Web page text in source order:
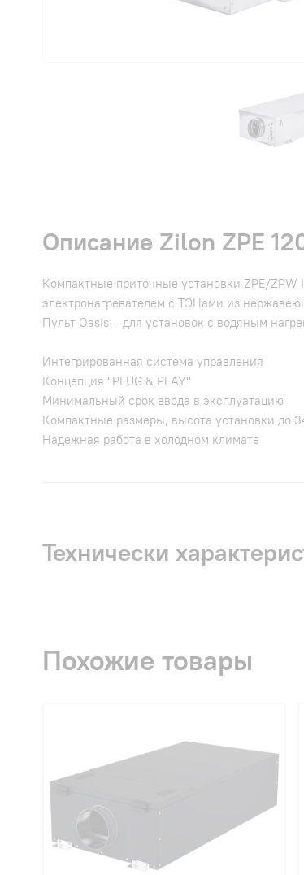
Описание Zilon ZPE
Компактные приточные установки ZPE/
электронагревателем с ТЭНами из
Пульт Oasis – для установок с водяным
Интегрированная система управления
Концепция "PLUG & PLAY"
Минимальный срок ввода в эксплуатацию
Компактные размеры, высота установки до
Надежная работа в холодном климате
Технически
Похожие товары